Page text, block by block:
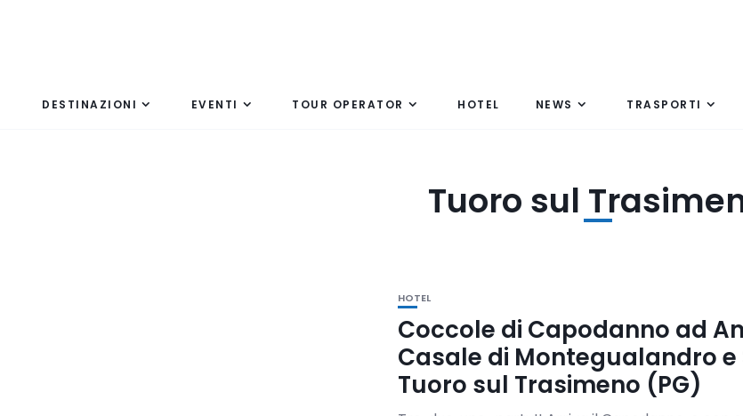
DESTINAZIONI EVENTI TOUR OPERATOR HOTEL NEWS TRASPORTI
Tuoro sul
HOTEL
Coccole di Capodanno ad
Casale di Montegualandro e
Tuoro sul Trasimeno (PG)